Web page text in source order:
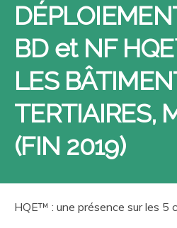
BD et NF
LES
TERTIAIRES,
(FIN 2019)
HQE™ : une présence sur les 5